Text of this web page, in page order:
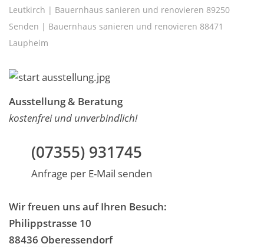
Leutkirch | Bauernhaus sanieren und renovieren 89250
Senden | Bauernhaus sanieren und renovieren 88471
Laupheim
Ausstellung & Beratung
kostenfrei und unverbindlich!
(07355) 931745
Anfrage per E-Mail senden
Wir freuen uns auf Ihren Besuch:
Philippstrasse 10
88436 Oberessendorf